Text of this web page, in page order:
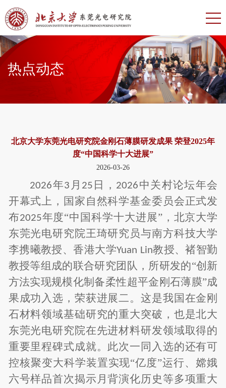
热点动态
北京大学东莞光电研究院金刚石薄膜研发成果 荣登2025年
度“中国科学十大进展”
2026-03-26
2026年3 月 25 日， 2026中关村论坛年会
开幕式上，国家自然科学基金委员会正式发
布2025年度“中国科学十大进展”，北京大学
东莞光电研究院王琦研究员与南方科技大学
李携曦教授、香港大学Yuan Lin教授、褚智勤
教授等组成的联合研究团队，所研发的“创新
方法实现规模化制备柔性超平金刚石薄膜”成
果成功入选，荣获进展二。这是我国在金刚
石材料领域基础研究的重大突破，也是北大
东莞光电研究院在先进材料研发领域取得的
重要里程碑式成就。此次一同入选的还有可
控核聚变大科学装置实现“亿度”运行、嫦娥
六号样品首次揭示月背演化历史等多项重大